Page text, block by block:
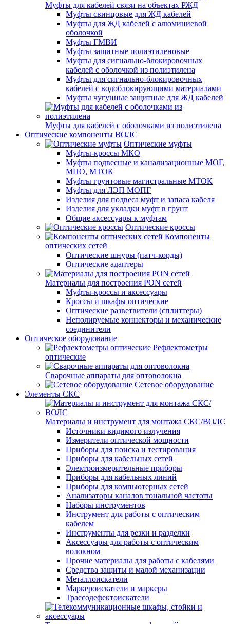
Муфты для кабелей связи на объектах РЖД
Муфты свинцовые для ЖД кабелей
Муфты для ЖД кабелей с алюминиевой
оболочкой
Муфты ГМВИ
Муфты защитные полиэтиленовые
Муфты для сигнально-блокировочных
кабелей с оболочкой из полиэтилена
Муфты для сигнально-блокировочных
кабелей с водоблокирующими материалами
Муфты чугунные защитные для ЖД кабелей
Муфты для кабелей с оболочками из полиэтилена
Оптические компоненты ВОЛС
Оптические муфты
Муфты-кроссы МКО
Муфты подвесные и канализационные МОГ,
МПО, МТОК
Муфты грунтовые магистральные МТОК
Муфты для ЛЭП МОПГ
Изделия для подвеса муфт и запаса кабеля
Изделия для укладки муфт в грунт
Общие аксессуары к муфтам
Оптические кроссы
Компоненты
оптических сетей
Оптические шнуры (патч-корды)
Оптические адаптеры
Материалы для построения PON сетей
Муфты-кроссы и аксессуары
Кроссы и шкафы оптические
Оптические разветвители (сплиттеры)
Неполируемые коннекторы и механические
соединители
Оптическое оборудование
Рефлектометры
оптические
Сварочные аппараты для оптоволокна
Сетевое оборудование
Элементы СКС
Материалы и инструмент для монтажа СКС/ВОЛС
Источники видимого излучения
Измерители оптической мощности
Приборы для поиска и тестирования
Приборы для кабельных сетей
Электроизмерительные приборы
Приборы для кабельных линий
Приборы для компьютерных сетей
Анализаторы каналов тональной частоты
Наборы инструментов
Инструмент для работы с оптическим
кабелем
Инструменты для резки и разделки
Аксессуары для работы с оптическим
волокном
Прочие материалы для работы с кабелями
Средства защиты и малой механизации
Металлоискатели
Маркероискатели и маркеры
Трассодефектоискатели